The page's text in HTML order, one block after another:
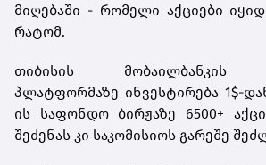
მიღებაში - რომელი აქციები
რატომ.
თიბისის მობაილბანკის
პლატფორმაზე ინვესტირება 1$-
ის საფონდო ბირჟაზე 6500+
შეძენას კი საკომისიოს გარეშე